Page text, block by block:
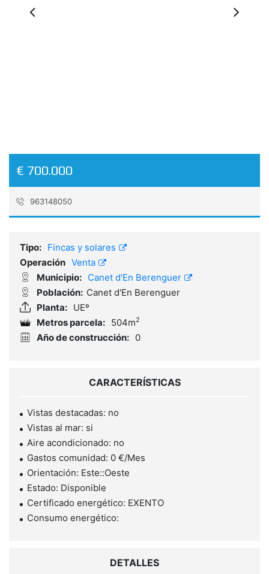
€ 700.000
963148050
Tipo: Fincas y solares
Operación Venta
Municipio: Canet d'En Berenguer
Población: Canet d'En Berenguer
Planta: UEº
Metros parcela: 504m2
Año de construcción: 0
CARACTERÍSTICAS
Vistas destacadas: no
Vistas al mar: si
Aire acondicionado: no
Gastos comunidad: 0 €/Mes
Orientación: Este::Oeste
Estado: Disponible
Certificado energético: EXENTO
Consumo energético:
DETALLES